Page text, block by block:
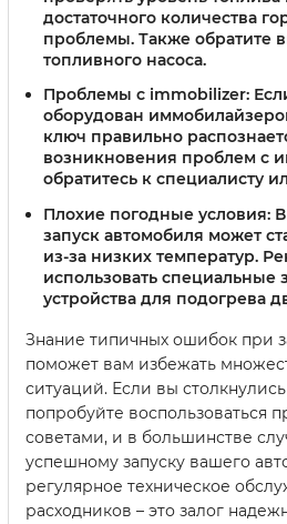
достаточного количества
проблемы. Также обратите
топливного насоса.
Проблемы с immobilizer:
оборудован
ключ правильно
возникновения проблем с
обратитесь к специалисту
Плохие погодные условия:
запуск автомобиля может
из-за низких температур.
использовать специальные
устройства для подогрева
Знание типичных ошибок при
поможет вам избежать
ситуаций. Если вы
попробуйте воспользоваться
советами, и в большинстве
успешному запуску вашего
регулярное техническое
расходников – это залог